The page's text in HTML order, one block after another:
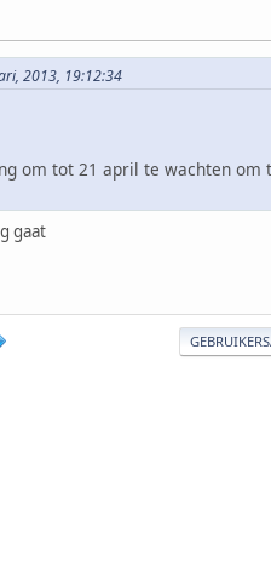
2013, 19:12:34
om tot 21 april te wachten om
gaat